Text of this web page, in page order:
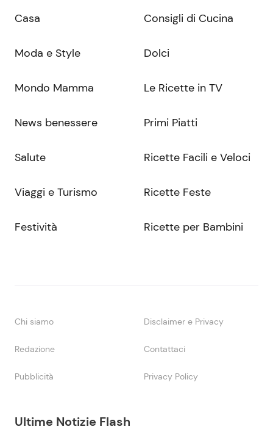
Ultime Notizie Flash
Casa
Moda e Style
Mondo Mamma
News benessere
Salute
Viaggi e Turismo
Festività
Consigli di Cucina
Dolci
Le Ricette in TV
Primi Piatti
Ricette Facili e Veloci
Ricette Feste
Ricette per Bambini
Chi siamo Disclaimer e Privacy
Redazione Contattaci
Pubblicità Privacy Policy